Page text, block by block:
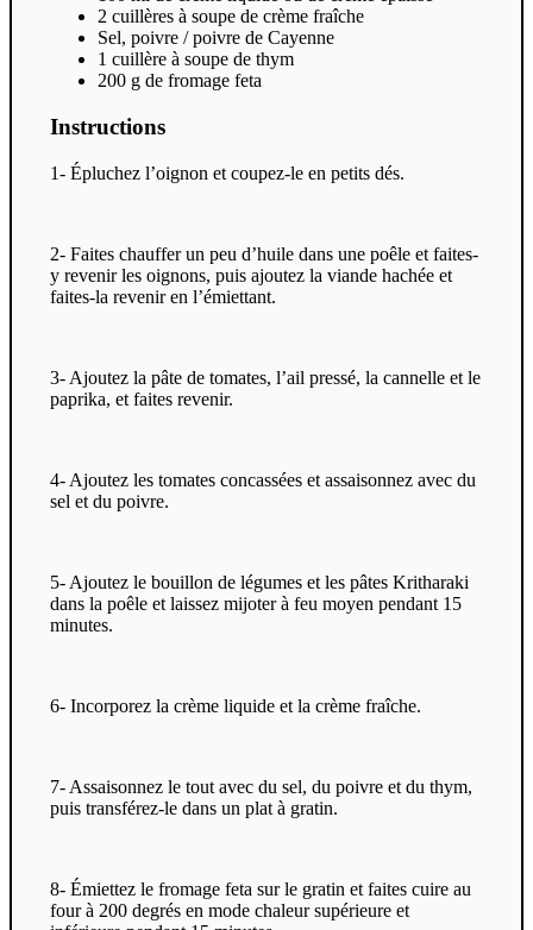
2 cuillères à soupe de crème fraîche
Sel, poivre / poivre de Cayenne
1 cuillère à soupe de thym
200 g de fromage feta
Instructions
1- Épluchez l’oignon et coupez-le en petits dés.
2- Faites chauffer un peu d’huile dans une poêle et faites-
y revenir les oignons, puis ajoutez la viande hachée et
faites-la revenir en l’émiettant.
3- Ajoutez la pâte de tomates, l’ail pressé, la cannelle et le
paprika, et faites revenir.
4- Ajoutez les tomates concassées et assaisonnez avec du
sel et du poivre.
5- Ajoutez le bouillon de légumes et les pâtes Kritharaki
dans la poêle et laissez mijoter à feu moyen pendant 15
minutes.
6- Incorporez la crème liquide et la crème fraîche.
7- Assaisonnez le tout avec du sel, du poivre et du thym,
puis transférez-le dans un plat à gratin.
8- Émiettez le fromage feta sur le gratin et faites cuire au
four à 200 degrés en mode chaleur supérieure et